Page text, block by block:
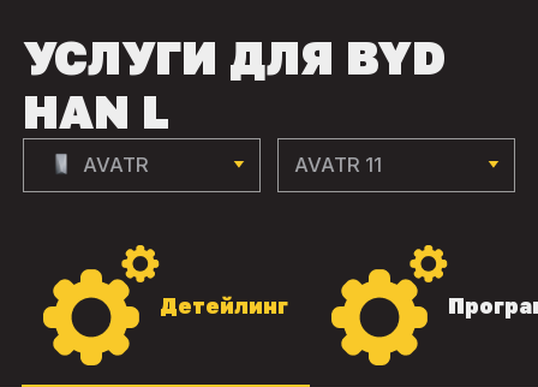
УСЛУГИ ДЛЯ BYD
HAN L
AVATR AVATR 11
Детейлинг